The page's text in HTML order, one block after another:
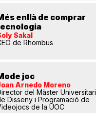
enllà de comprar
Sakal
de Rhombus
joc
Arnedo Moreno
del Màster Universitari
Disseny i Programació de
de la UOC